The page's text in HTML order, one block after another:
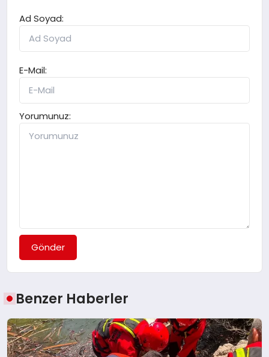
Ad Soyad:
E-Mail:
Yorumunuz:
Gönder
Benzer Haberler